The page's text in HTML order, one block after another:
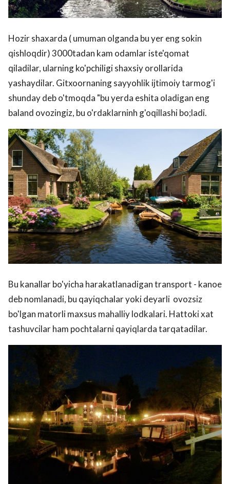
Hozir shaxarda ( umuman olganda bu yer eng sokin
qishloqdir) 3000tadan kam odamlar iste'qomat
qiladilar, ularning ko'pchiligi shaxsiy orollarida
yashaydilar. Gitxoornaning sayyohlik ijtimoiy tarmog'i
shunday deb o'tmoqda "bu yerda eshita oladigan eng
baland ovozingiz, bu o'rdaklarninh g'oqillashi bo;ladi.
Bu kanallar bo'yicha harakatlanadigan transport - kanoe
deb nomlanadi, bu qayiqchalar yoki deyarli ovozsiz
bo'lgan matorli maxsus mahalliy lodkalari. Hattoki xat
tashuvcilar ham pochtalarni qayiqlarda tarqatadilar.